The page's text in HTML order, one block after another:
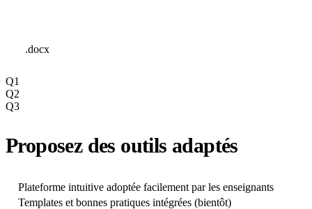
.docx
Q1
Q2
Q3
Proposez des outils adaptés
Plateforme intuitive adoptée facilement par les enseignants
Templates et bonnes pratiques intégrées (bientôt)